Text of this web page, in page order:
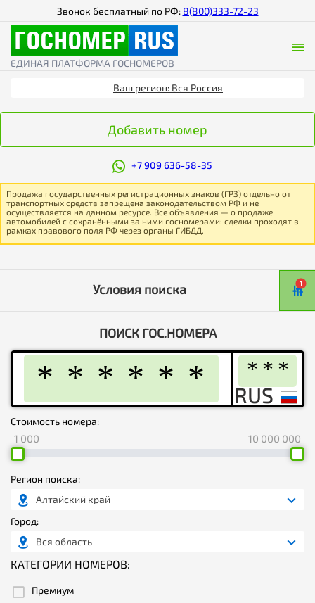
Звонок бесплатный по РФ: 8(800)333-72-23
ЕДИНАЯ ПЛАТФОРМА ГОСНОМЕРОВ
Ваш регион: Вся Россия
Добавить номер
+7 909 636-58-35
Продажа государственных регистрационных знаков (ГРЗ) отдельно от
транспортных средств запрещена законодательством РФ и не
осуществляется на данном ресурсе. Все объявления — о продаже
автомобилей с сохранёнными за ними госномерами; сделки проходят в
рамках правового поля РФ через органы ГИБДД.
Условия поиска 1
ПОИСК ГОС.НОМЕРА
Стоимость номера:
1 000 10 000 000
Регион поиска:
Алтайский край
Город:
Вся область
КАТЕГОРИИ НОМЕРОВ:
Премиум